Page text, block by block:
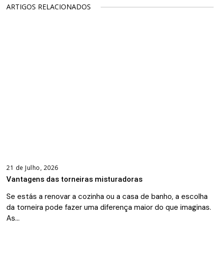
ARTIGOS RELACIONADOS
21 de Julho, 2026
Vantagens das torneiras misturadoras
Se estás a renovar a cozinha ou a casa de banho, a escolha
da torneira pode fazer uma diferença maior do que imaginas.
As…